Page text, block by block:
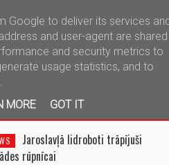
telegram
Jaroslavļā lidroboti trāpījuši
rūpnīcai
Google to deliver its services
and user-agent are shared
and security metrics to
usage statistics, and to
MORE
GOT IT